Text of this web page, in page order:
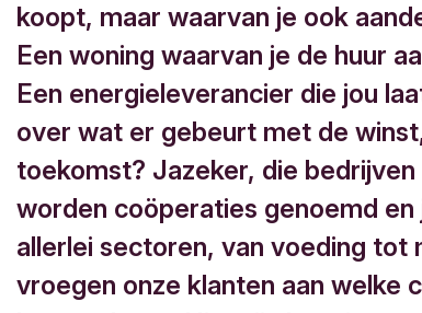
koopt, maar waarvan je ook
Een woning waarvan je de huur
Een energieleverancier die jou
over wat er gebeurt met de
toekomst? Jazeker, die bedrijven
worden coöperaties genoemd en
allerlei sectoren, van voeding tot
vroegen onze klanten aan welke